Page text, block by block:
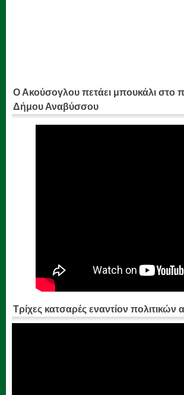
Ο Ακούσογλου πετάει μπουκάλι στο
Δήμου Αναβύσσου
Τρίχες κατσαρές εναντίον πολιτικών